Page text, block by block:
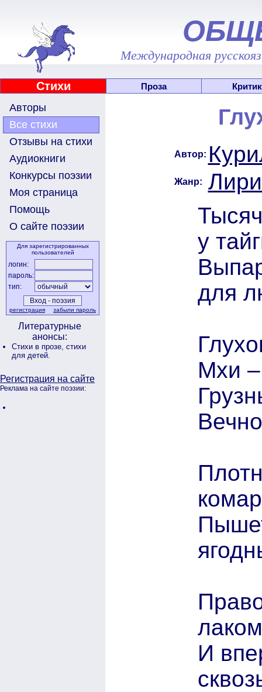
Международная
Стихи Проза
Авторы
Все стихи
Отзывы на стихи
Аудиокниги
Конкурсы поэзии
Моя страница
Помощь
О сайте поэзии
Для зарегистрированных
пользователей
логин:
пароль:
тип:
регистрация забыли пароль
Литературные
анонсы:
Стихи в прозе, стихи
для детей.
Регистрация на сайте
Реклама на сайте поэзии:
Автор:
Жанр:
у
для
Мхи
И